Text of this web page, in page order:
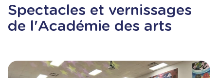
Spectacles et vernissages
de l'Académie des arts